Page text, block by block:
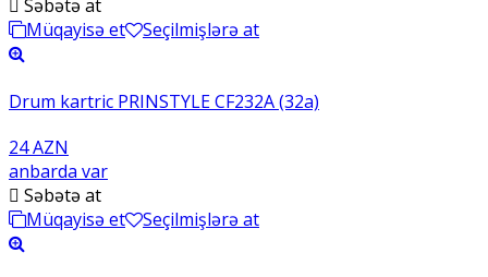
Səbətə at
Müqayisə et
Seçilmişlərə at
Drum kartric PRINSTYLE CF232A (32a)
24 AZN
anbarda var
Səbətə at
Müqayisə et
Seçilmişlərə at